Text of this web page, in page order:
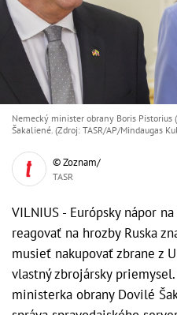
Nemecký minister obrany Boris
Šakaliené. (Zdroj: TASR/AP/Mindaugas
© Zoznam/
TASR
VILNIUS - Európsky nápor
reagovať na hrozby Ruska
musieť nakupovať zbrane z
vlastný zbrojársky
ministerka obrany Dovilé